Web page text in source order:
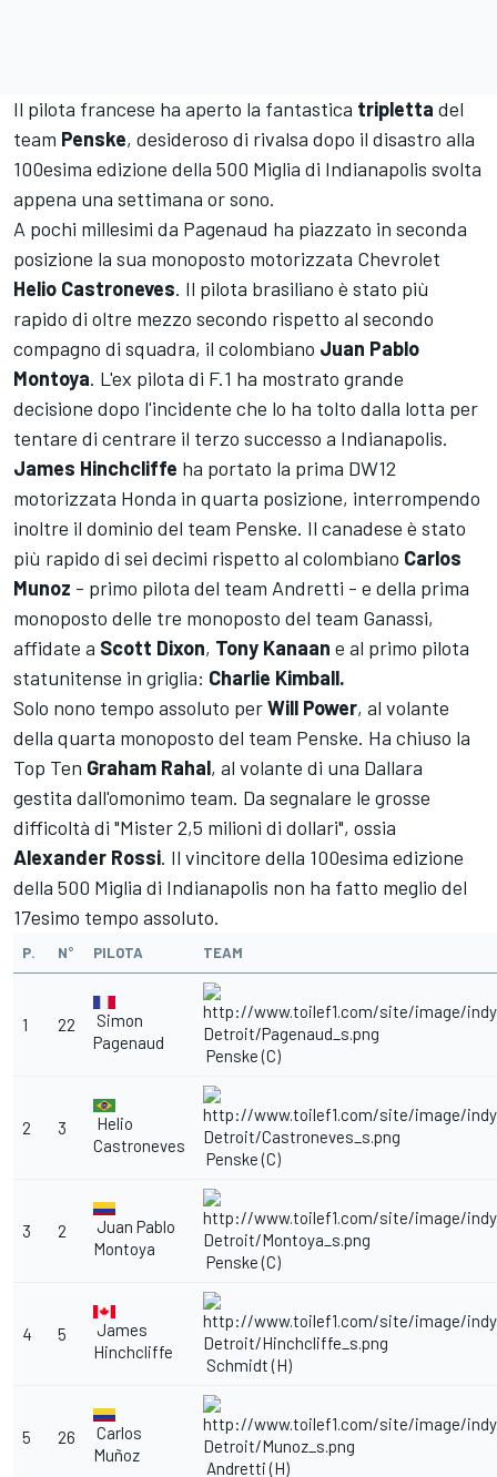
Il pilota francese ha aperto la fantastica tripletta del
team Penske, desideroso di rivalsa dopo il disastro alla
100esima edizione della 500 Miglia di Indianapolis svolta
appena una settimana or sono.
A pochi millesimi da Pagenaud ha piazzato in seconda
posizione la sua monoposto motorizzata Chevrolet
Helio Castroneves. Il pilota brasiliano è stato più
rapido di oltre mezzo secondo rispetto al secondo
compagno di squadra, il colombiano Juan Pablo
Montoya. L'ex pilota di F.1 ha mostrato grande
decisione dopo l'incidente che lo ha tolto dalla lotta per
tentare di centrare il terzo successo a Indianapolis.
James Hinchcliffe ha portato la prima DW12
motorizzata Honda in quarta posizione, interrompendo
inoltre il dominio del team Penske. Il canadese è stato
più rapido di sei decimi rispetto al colombiano Carlos
Munoz - primo pilota del team Andretti - e della prima
monoposto delle tre monoposto del team Ganassi,
affidate a Scott Dixon, Tony Kanaan e al primo pilota
statunitense in griglia: Charlie Kimball.
Solo nono tempo assoluto perWill Power, al volante
della quarta monoposto del team Penske. Ha chiuso la
Top Ten Graham Rahal, al volante di una Dallara
gestita dall'omonimo team. Da segnalare le grosse
difficoltà di "Mister 2,5 milioni di dollari", ossia
Alexander Rossi. Il vincitore della 100esima edizione
della 500 Miglia di Indianapolis non ha fatto meglio del
17esimo tempo assoluto.
P. N° PILOTA TEAM
1 22
Simon
Pagenaud
Penske (C)
2 3
Helio
Castroneves
Penske (C)
3 2
Juan Pablo
Montoya
Penske (C)
4 5
James
Hinchcliffe
Schmidt (H)
5 26
Carlos
Muñoz
Andretti (H)